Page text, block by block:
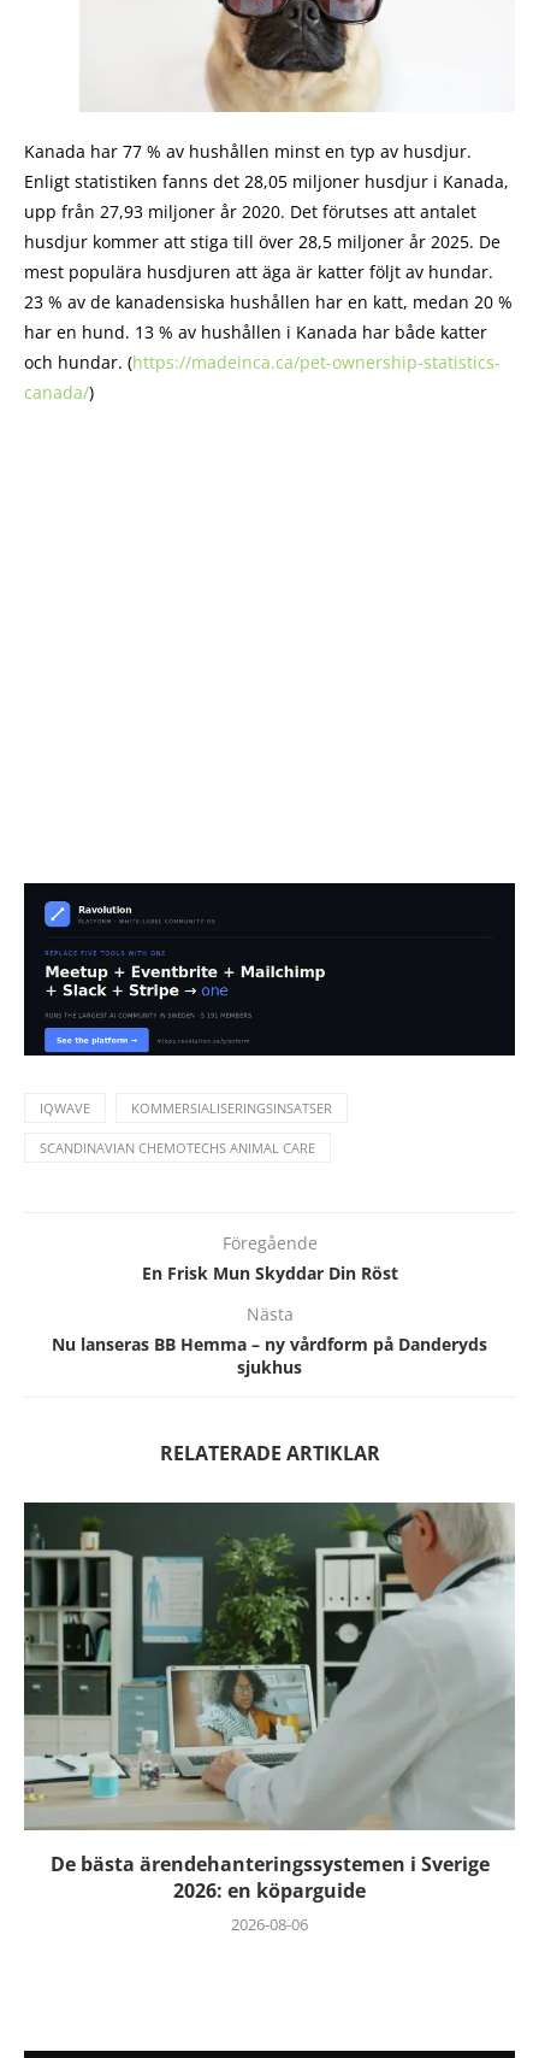
Kanada har 77 % av hushållen minst en typ av husdjur.
Enligt statistiken fanns det 28,05 miljoner husdjur i Kanada,
upp från 27,93 miljoner år 2020. Det förutses att antalet
husdjur kommer att stiga till över 28,5 miljoner år 2025. De
mest populära husdjuren att äga är katter följt av hundar.
23 % av de kanadensiska hushållen har en katt, medan 20 %
har en hund. 13 % av hushållen i Kanada har både katter
och hundar. (https://madeinca.ca/pet-ownership-statistics-
canada/)
IQWAVE KOMMERSIALISERINGSINSATSER
SCANDINAVIAN CHEMOTECHS ANIMAL CARE
Föregående
En Frisk Mun Skyddar Din Röst
Nästa
Nu lanseras BB Hemma – ny vårdform på Danderyds
sjukhus
RELATERADE ARTIKLAR
De bästa ärendehanteringssystemen i Sverige
2026: en köparguide
2026-08-06